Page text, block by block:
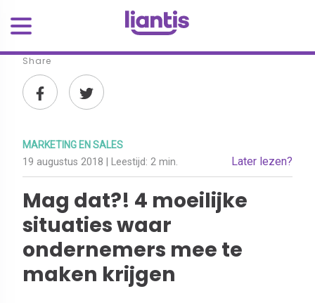
Share
MARKETING EN SALES
19 augustus 2018 | Leestijd: 2 min. Later lezen?
Mag dat?! 4 moeilijke
situaties waar
ondernemers mee te
maken krijgen